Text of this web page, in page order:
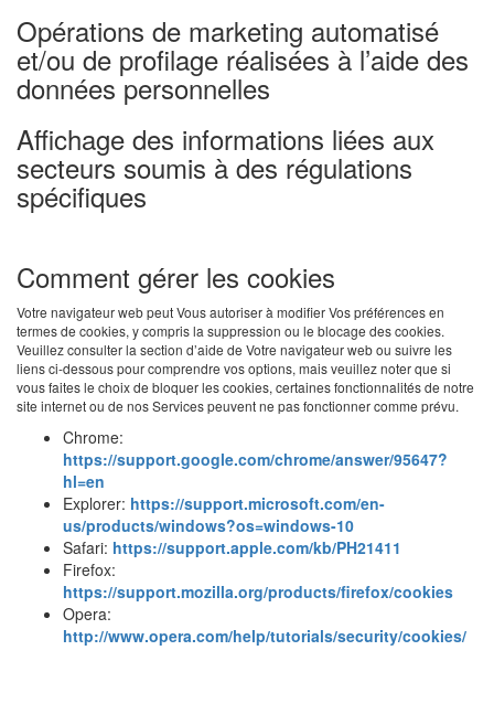
Opérations de marketing automatisé
et/ou de profilage réalisées à l’aide des
données personnelles
Affichage des informations liées aux
secteurs soumis à des régulations
spécifiques
Comment gérer les cookies
Votre navigateur web peut Vous autoriser à modifier Vos préférences en
termes de cookies, y compris la suppression ou le blocage des cookies.
Veuillez consulter la section d’aide de Votre navigateur web ou suivre les
liens ci-dessous pour comprendre vos options, mais veuillez noter que si
vous faites le choix de bloquer les cookies, certaines fonctionnalités de notre
site internet ou de nos Services peuvent ne pas fonctionner comme prévu.
Chrome:
https://support.google.com/chrome/answer/95647?
hl=en
Explorer: https://support.microsoft.com/en-
us/products/windows?os=windows-10
Safari: https://support.apple.com/kb/PH21411
Firefox:
https://support.mozilla.org/products/firefox/cookies
Opera:
http://www.opera.com/help/tutorials/security/cookies/